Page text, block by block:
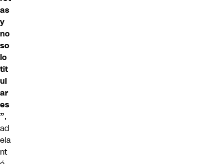
as
y
no
so
lo
tit
ul
ar
es
”,
ad
ela
nt